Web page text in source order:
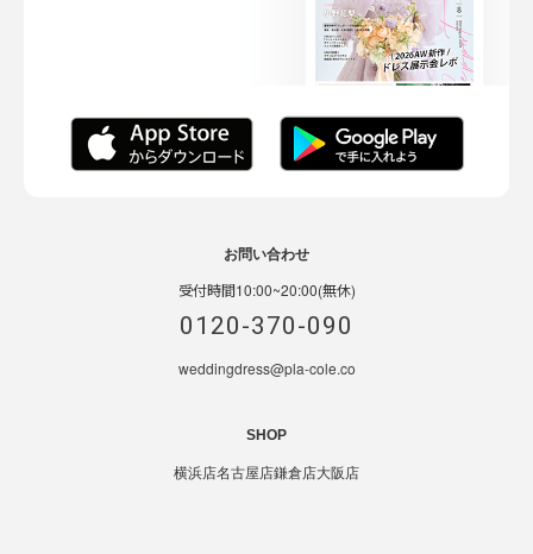
お問い合わせ
受付時間10:00~20:00(無休)
0120-370-090
weddingdress@pla-cole.co
SHOP
横浜店名古屋店鎌倉店大阪店